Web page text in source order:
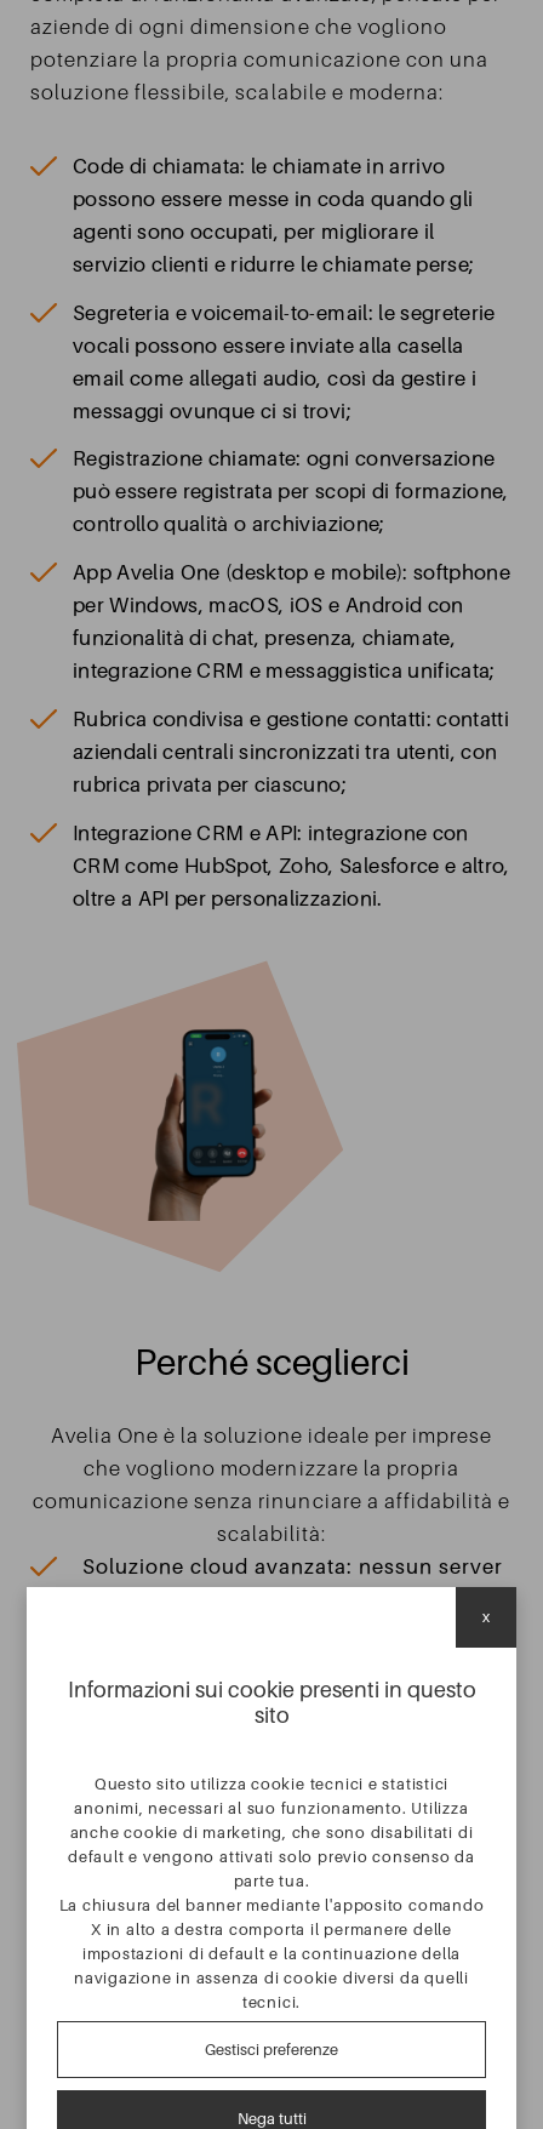
SERVIZI
CASE STUDY
AZIENDA
CONTATTI
ASSISTENZA
aziende di ogni dimensione che vogliono
potenziare la propria comunicazione con una
soluzione flessibile, scalabile e moderna:
Code di chiamata: le chiamate in arrivo
possono essere messe in coda quando gli
agenti sono occupati, per migliorare il
servizio clienti e ridurre le chiamate perse;
Segreteria e voicemail-to-email: le segreterie
vocali possono essere inviate alla casella
email come allegati audio, così da gestire i
messaggi ovunque ci si trovi;
Registrazione chiamate: ogni conversazione
può essere registrata per scopi di formazione,
controllo qualità o archiviazione;
App Avelia One (desktop e mobile): softphone
per Windows, macOS, iOS e Android con
funzionalità di chat, presenza, chiamate,
integrazione CRM e messaggistica unificata;
Rubrica condivisa e gestione contatti: contatti
aziendali centrali sincronizzati tra utenti, con
rubrica privata per ciascuno;
Integrazione CRM e API: integrazione con
CRM come HubSpot, Zoho, Salesforce e altro,
oltre a API per personalizzazioni.
Perché sceglierci
Avelia One è la soluzione ideale per imprese
che vogliono modernizzare la propria
comunicazione senza rinunciare a affidabilità e
scalabilità:
Soluzione cloud avanzata: nessun server
Scalabilità flessibile: aggiungi o rimuovi
interni secondo le esigenze della tua azienda,
Costi operativi ottimizzati: riduci le spese
telefoniche sfruttando la linea VoIP e la
connessione dati.
Collaborazione ovunque: l’interfaccia web e
l’app mobile consentono di comunicare
efficacemente da qualsiasi luogo.
Informazioni sui cookie presenti in questo
sito
Questo sito utilizza cookie tecnici e statistici
anonimi, necessari al suo funzionamento. Utilizza
anche cookie di marketing, che sono disabilitati di
default e vengono attivati solo previo consenso da
parte tua.
La chiusura del banner mediante l'apposito comando
X in alto a destra comporta il permanere delle
impostazioni di default e la continuazione della
navigazione in assenza di cookie diversi da quelli
tecnici.
Gestisci preferenze
Nega tutti
x